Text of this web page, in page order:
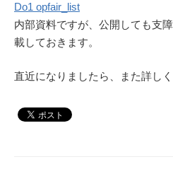
Do1 opfair_list
内部資料ですが、公開しても支
載しておきます。
直近になりましたら、また詳しく